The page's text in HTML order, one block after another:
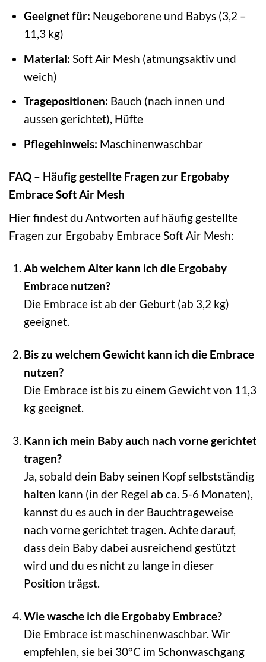
Geeignet für: Neugeborene und Babys (3,2 –
11,3 kg)
Material: Soft Air Mesh (atmungsaktiv und
weich)
Tragepositionen: Bauch (nach innen und
aussen gerichtet), Hüfte
Pflegehinweis: Maschinenwaschbar
FAQ – Häufig gestellte Fragen zur Ergobaby
Embrace Soft Air Mesh
Hier findest du Antworten auf häufig gestellte
Fragen zur Ergobaby Embrace Soft Air Mesh:
Ab welchem Alter kann ich die Ergobaby
Embrace nutzen?
Die Embrace ist ab der Geburt (ab 3,2 kg)
geeignet.
Bis zu welchem Gewicht kann ich die Embrace
nutzen?
Die Embrace ist bis zu einem Gewicht von 11,3
kg geeignet.
Kann ich mein Baby auch nach vorne gerichtet
tragen?
Ja, sobald dein Baby seinen Kopf selbstständig
halten kann (in der Regel ab ca. 5-6 Monaten),
kannst du es auch in der Bauchtrageweise
nach vorne gerichtet tragen. Achte darauf,
dass dein Baby dabei ausreichend gestützt
wird und du es nicht zu lange in dieser
Position trägst.
Wie wasche ich die Ergobaby Embrace?
Die Embrace ist maschinenwaschbar. Wir
empfehlen, sie bei 30°C im Schonwaschgang